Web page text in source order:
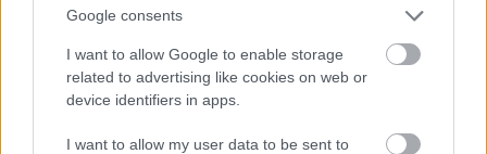
Google consents
I want to allow Google to enable storage
related to advertising like cookies on web or
device identifiers in apps.
I want to allow my user data to be sent to